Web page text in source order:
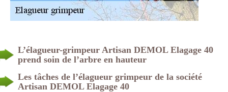
L’élagueur-grimpeur Artisan DEMOL Elagage 40
prend soin de l’arbre en hauteur
Les tâches de l’élagueur grimpeur de la société
Artisan DEMOL Elagage 40